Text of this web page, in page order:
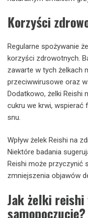
Korzyści
Regularne spożywanie
korzyści zdrowotnych.
zawarte w tych żelkach
przeciwwirusowe oraz
Dodatkowo, żelki Reishi
cukru we krwi,
snu.
Wpływ żelek Reishi na
Niektóre badania
Reishi może przyczynić
zmniejszenia objawów
Jak żelki reishi
samopoczucie?